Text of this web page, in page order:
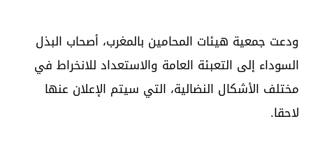
ودعت جمعية هيئات المحامين بالمغرب، أصحاب البذل
السوداء إلى التعبئة العامة والاستعداد للانخراط في
مختلف الأشكال النضالية، التي سيتم الإعلان عنها
لاحقا.